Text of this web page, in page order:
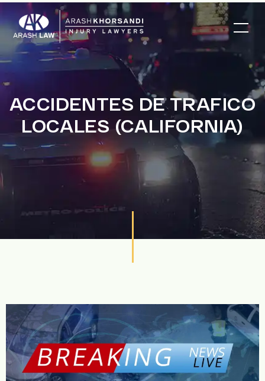
ACCIDENTES DE TRAFICO
LOCALES (CALIFORNIA)